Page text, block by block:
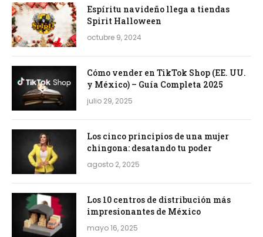
Espíritu navideño llega a tiendas
Spirit Halloween
octubre 9, 2024
Cómo vender en TikTok Shop (EE. UU.
y México) – Guía Completa 2025
julio 29, 2025
Los cinco principios de una mujer
chingona: desatando tu poder
agosto 2, 2025
Los 10 centros de distribución más
impresionantes de México
mayo 16, 2025